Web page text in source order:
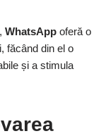
WhatsApp oferă o
făcând din el o
și a stimula